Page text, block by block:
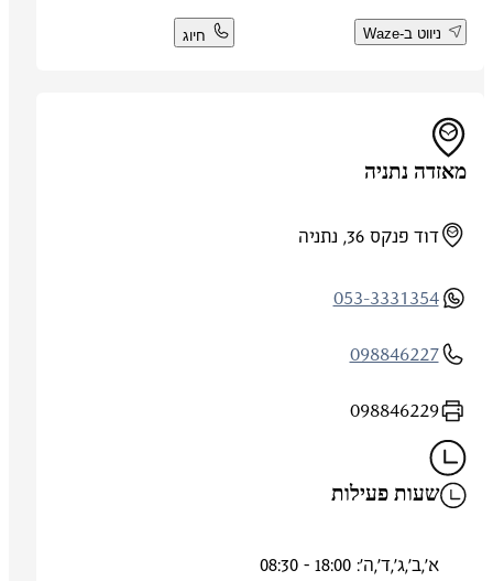
ניווט ב-Waze חיוג
מאזדה נתניה
דוד פנקס 36, נתניה
053-3331354
098846227
098846229
שעות פעילות
א',ב',ג',ד',ה': 18:00 - 08:30